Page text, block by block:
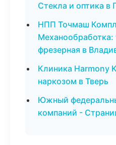
Стекла и оптика в
НПП Точмаш
Механообработка:
фрезерная в
Клиника Harmony
наркозом в Тверь
Южный
компаний -